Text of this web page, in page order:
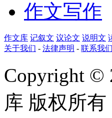
作文写作
作文库 记叙文 议论文 说明文
关于我们 - 法律声明 - 联系我们
Copyright ©
库 版权所有